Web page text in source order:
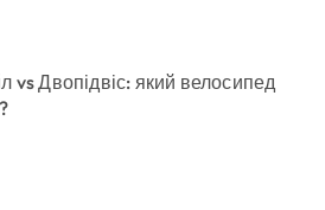
vs Двопідвіс: який велосипед